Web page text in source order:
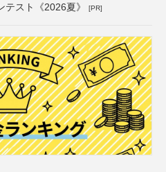
テスト《2026夏》 [PR]